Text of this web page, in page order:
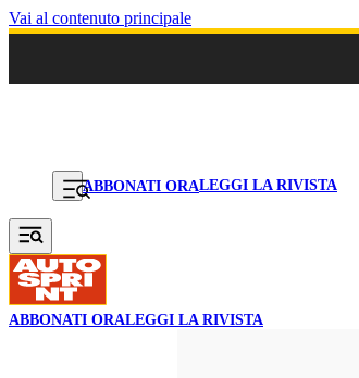
Vai al contenuto principale
ABBONATI ORALEGGI LA RIVISTA
ABBONATI ORALEGGI LA RIVISTA